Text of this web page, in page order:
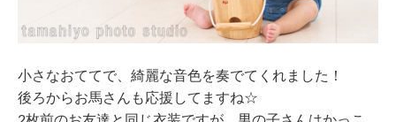
小さなおててで、綺麗な音色を奏でてくれました！
後ろからお馬さんも応援してますね☆